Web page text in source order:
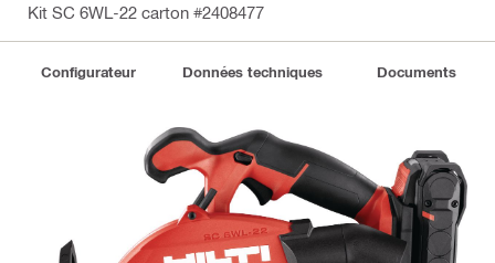
Kit SC 6WL-22 carton #2408477
Configurateur Données techniques Documents